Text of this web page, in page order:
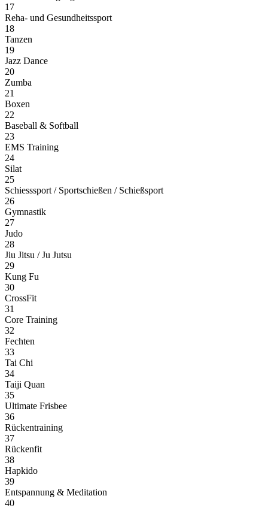
17
Reha- und Gesundheitssport
18
Tanzen
19
Jazz Dance
20
Zumba
21
Boxen
22
Baseball & Softball
23
EMS Training
24
Silat
25
Schiesssport / Sportschießen / Schießsport
26
Gymnastik
27
Judo
28
Jiu Jitsu / Ju Jutsu
29
Kung Fu
30
CrossFit
31
Core Training
32
Fechten
33
Tai Chi
34
Taiji Quan
35
Ultimate Frisbee
36
Rückentraining
37
Rückenfit
38
Hapkido
39
Entspannung & Meditation
40